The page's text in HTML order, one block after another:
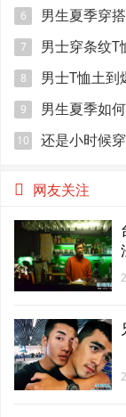
很好
6 男生夏季穿
7
男士穿条纹T
雅时髦
8 男士T恤土到
9 男生夏季如
10 还是小时候
网友关注